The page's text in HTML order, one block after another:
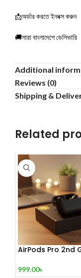
📩অর্ডার করতে ইনবক্স করুন
🚚সারা বাংলাদেশে ডেলিভারি
Additional
Reviews (0)
Shipping &
Related
AirPods Pro 2nd
999.00৳